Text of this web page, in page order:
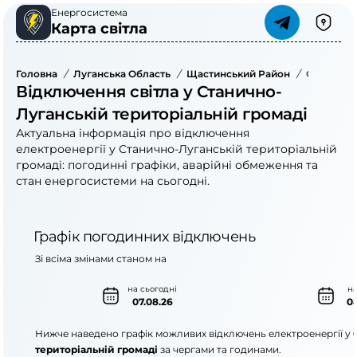
Енергосистема
Карта світла
Головна / Луганська Область / Щастинський Район /
Відключення світла у Станично-
Луганській територіальній громаді
Актуальна інформація про відключення
електроенергії у Станично-Луганській територіальній
громаді: погодинні графіки, аварійні обмеження та
стан енергосистеми на сьогодні.
Графік погодинних відключень
на сьогодні
07.08.26
Зі всіма змінами станом на
Нижче наведено графік можливих відключень електроенергії у
територіальній громаді за чергами та годинами.